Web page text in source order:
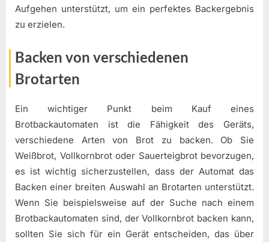
Aufgehen unterstützt, um ein perfektes Backergebnis
zu erzielen.
Backen von verschiedenen
Brotarten
Ein wichtiger Punkt beim Kauf eines
Brotbackautomaten ist die Fähigkeit des Geräts,
verschiedene Arten von Brot zu backen. Ob Sie
Weißbrot, Vollkornbrot oder Sauerteigbrot bevorzugen,
es ist wichtig sicherzustellen, dass der Automat das
Backen einer breiten Auswahl an Brotarten unterstützt.
Wenn Sie beispielsweise auf der Suche nach einem
Brotbackautomaten sind, der Vollkornbrot backen kann,
sollten Sie sich für ein Gerät entscheiden, das über